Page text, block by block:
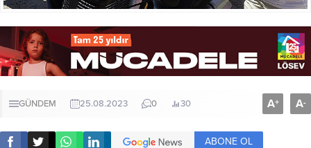
GÜNDEM 25.08.2023 0 30 A+ A-
ABONE OL